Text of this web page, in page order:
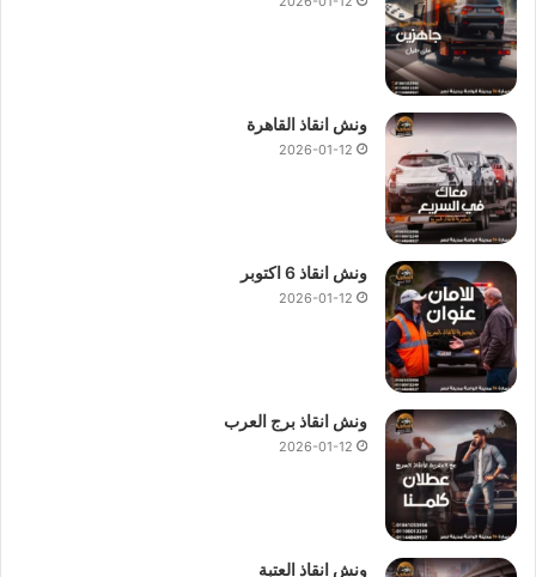
ونش انقاذ القاهرة
2026-01-12
ونش انقاذ 6 اكتوبر
2026-01-12
ونش انقاذ برج العرب
2026-01-12
ونش انقاذ العتبة